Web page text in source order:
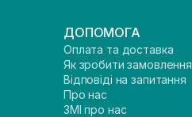
ДОПОМОГА
Оплата та доставка
Як зробити замовлення
Відповіді на запитання
Про нас
ЗМІ про нас